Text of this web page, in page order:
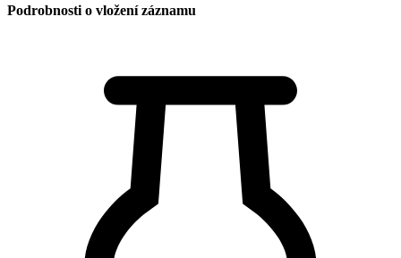
Podrobnosti o vložení záznamu